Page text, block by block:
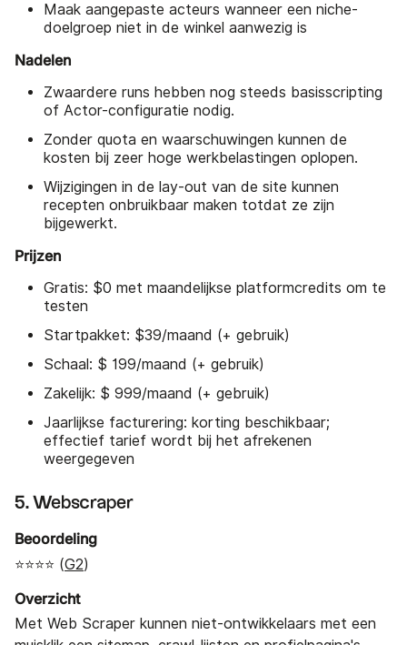
Maak aangepaste acteurs wanneer een niche-
doelgroep niet in de winkel aanwezig is
Nadelen
Zwaardere runs hebben nog steeds basisscripting
of Actor-configuratie nodig.
Zonder quota en waarschuwingen kunnen de
kosten bij zeer hoge werkbelastingen oplopen.
Wijzigingen in de lay-out van de site kunnen
recepten onbruikbaar maken totdat ze zijn
bijgewerkt.
Prijzen
Gratis: $0 met maandelijkse platformcredits om te
testen
Startpakket: $39/maand (+ gebruik)
Schaal: $ 199/maand (+ gebruik)
Zakelijk: $ 999/maand (+ gebruik)
Jaarlijkse facturering: korting beschikbaar;
effectief tarief wordt bij het afrekenen
weergegeven
5. Webscraper
Beoordeling
⭐⭐⭐⭐ (G2)
Overzicht
Met Web Scraper kunnen niet-ontwikkelaars met een